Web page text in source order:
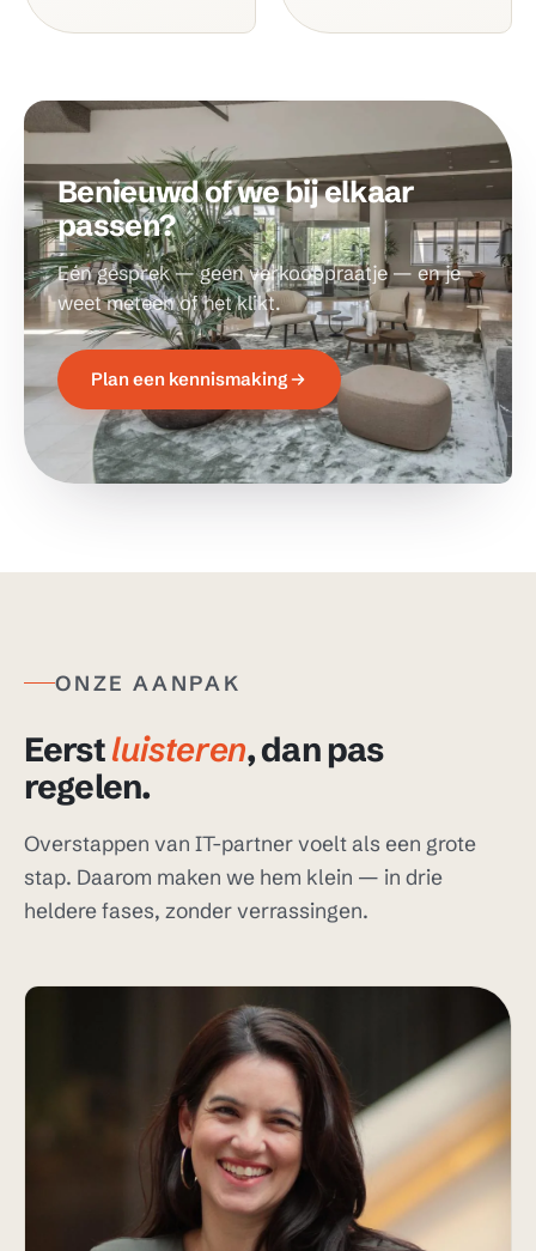
Benieuwd of we bij elkaar
passen?
Eén gesprek — geen verkooppraatje — en je
weet meteen of het klikt.
Plan een kennismaking
ONZE AANPAK
Eerstluisteren, dan pas
regelen.
Overstappen van IT-partner voelt als een grote
stap. Daarom maken we hem klein — in drie
heldere fases, zonder verrassingen.